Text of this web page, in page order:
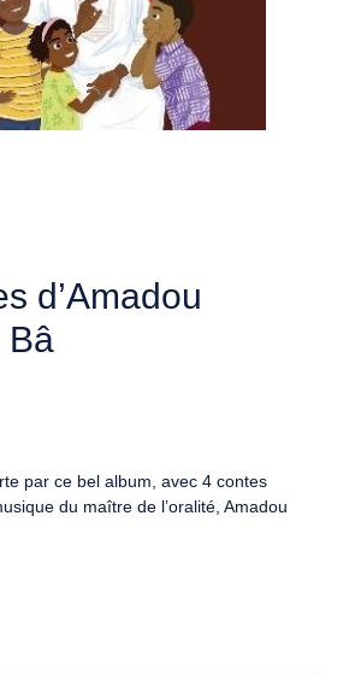
d’Amadou
Bâ
par ce bel album, avec 4 contes
du maître de l’oralité, Amadou